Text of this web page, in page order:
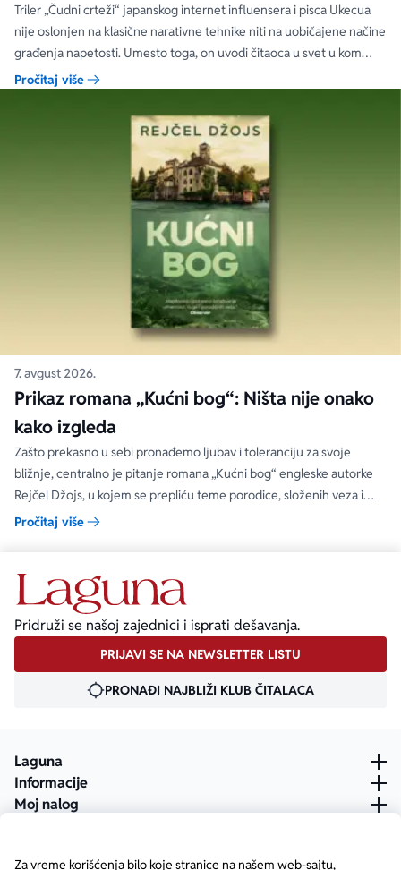
Za vreme korišćenja bilo koje stranice na našem web-sajtu,
Triler „Čudni crteži“ japanskog internet influensera i pisca Ukecua
nije oslonjen na klasične narativne tehnike niti na uobičajene načine
građenja napetosti. Umesto toga, on uvodi čitaoca u svet u kom
priložene ilustracije govore više od reči, a ono što je nacrtano često
Pročitaj više
7. avgust 2026.
Prikaz romana „Kućni bog“: Ništa nije onako
kako izgleda
Zašto prekasno u sebi pronađemo ljubav i toleranciju za svoje
bližnje, centralno je pitanje romana „Kućni bog“ engleske autorke
Rejčel Džojs, u kojem se prepliću teme porodice, složenih veza i
umetnosti.
Pročitaj više
Pridruži se našoj zajednici i isprati dešavanja.
PRIJAVI SE NA NEWSLETTER LISTU
PRONAĐI NAJBLIŽI KLUB ČITALACA
Laguna
Informacije
Moj nalog